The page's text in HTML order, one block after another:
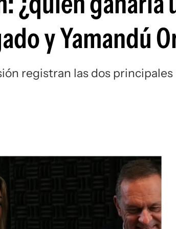
y Yamandú
registran las dos principales